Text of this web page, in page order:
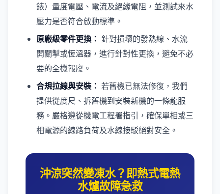
錶）量度電壓、電流及絕緣電阻，並測試來水
壓力是否符合啟動標準。
原廠級零件更換： 針對損壞的發熱線、水流
開關掣或恆溫器，進行針對性更換，避免不必
要的全機報廢。
合規拉線與安裝： 若舊機已無法修復，我們
提供從度尺、拆舊機到安裝新機的一條龍服
務。嚴格遵從機電工程署指引，確保單相或三
相電源的線路負荷及水線接駁絕對安全。
沖涼突然變凍水？即熱式電熱
水爐故障急救